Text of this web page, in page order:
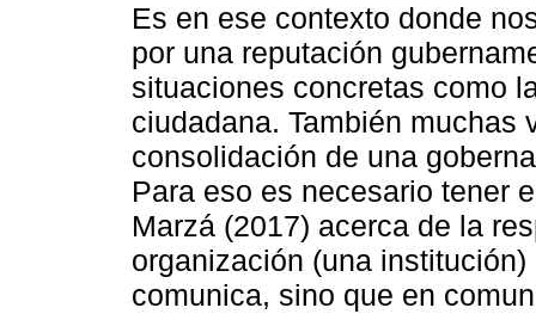
Es en ese contexto donde
por una reputación
situaciones concretas como
ciudadana. También muchas
consolidación de una
Para eso es necesario tener
Marzá (2017) acerca de la
organización (una
comunica, sino que en